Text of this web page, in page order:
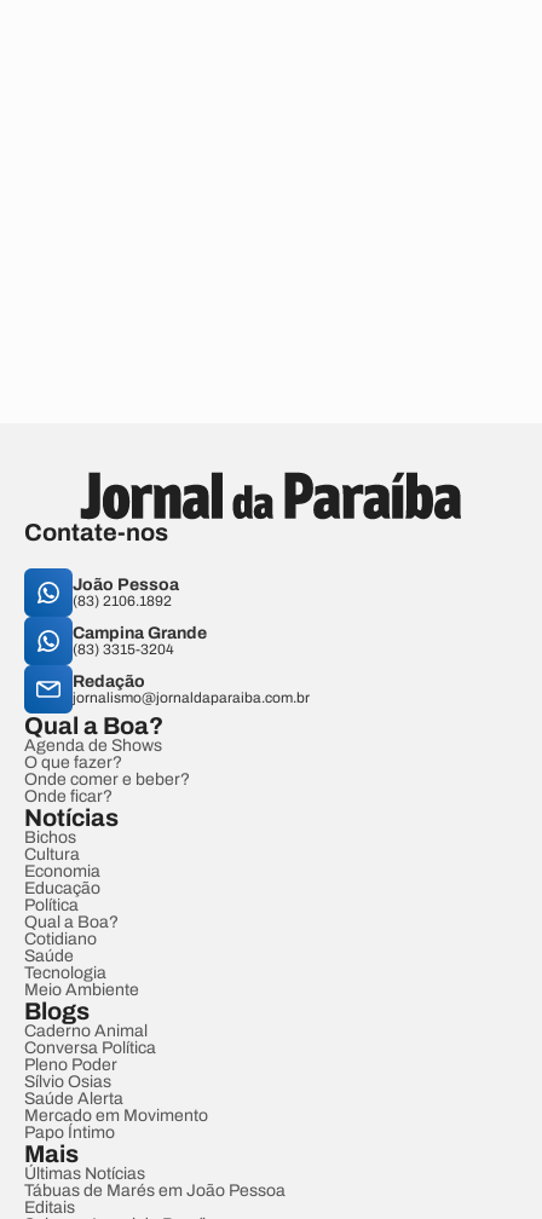
Contate-nos
João Pessoa
(83) 2106.1892
Campina Grande
(83) 3315-3204
Redação
jornalismo@jornaldaparaiba.com.br
Qual a Boa?
Agenda de Shows
O que fazer?
Onde comer e beber?
Onde ficar?
Notícias
Bichos
Cultura
Economia
Educação
Política
Qual a Boa?
Cotidiano
Saúde
Tecnologia
Meio Ambiente
Blogs
Caderno Animal
Conversa Política
Pleno Poder
Sílvio Osias
Saúde Alerta
Mercado em Movimento
Papo Íntimo
Mais
Últimas Notícias
Tábuas de Marés em João Pessoa
Editais